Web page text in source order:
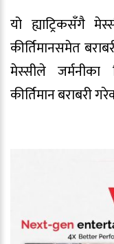
यो ह्याट्रिकसँगै
कीर्तिमानसमेत
मेस्सीले जर्मनीका
कीर्तिमान बराबरी